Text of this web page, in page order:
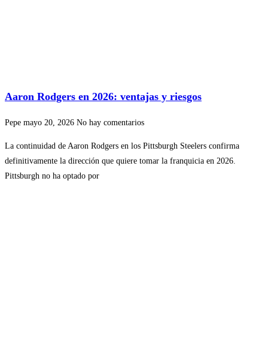
Aaron Rodgers en 2026: ventajas y riesgos
Pepe mayo 20, 2026 No hay comentarios
La continuidad de Aaron Rodgers en los Pittsburgh Steelers confirma
definitivamente la dirección que quiere tomar la franquicia en 2026.
Pittsburgh no ha optado por